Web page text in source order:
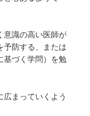
意識の高い医師が
予防する、または
基づく学問）を勉
広まっていくよう